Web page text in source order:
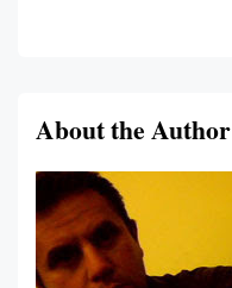
About the Author